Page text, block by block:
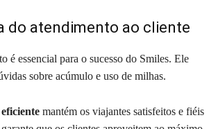
do atendimento ao cliente
é essencial para o sucesso do Smiles. Ele
sobre acúmulo e uso de milhas.
mantém os viajantes satisfeitos e fiéis